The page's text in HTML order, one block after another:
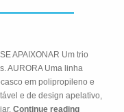
APAIXONAR Um trio
AURORA Uma linha
em polipropileno e
e de design apelativo,
Continue reading